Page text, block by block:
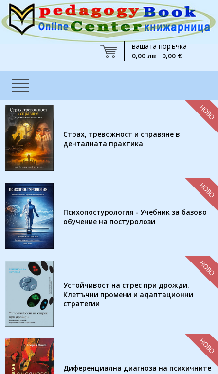
вашата поръчка
0,00 лв · 0,00 €
Страх, тревожност и справяне в
денталната практика
НОВО
Психопостурология - Учебник за базово
обучение на постуролози
НОВО
Устойчивост на стрес при дрожди.
Клетъчни промени и адаптационни
стратегии
НОВО
Диференциална диагноза на психичните
НОВО